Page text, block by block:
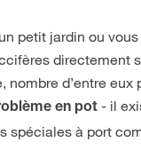
petit jardin ou
directement
nombre d’entre eux
en pot - il
spéciales à port